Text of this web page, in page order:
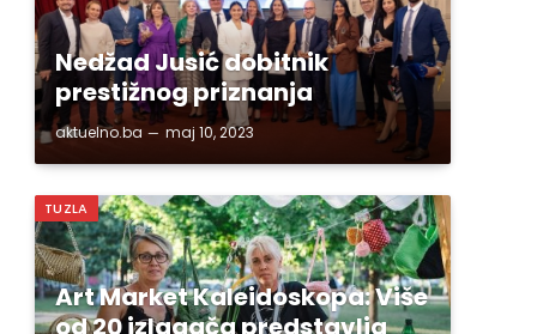
Nedžad Jusić dobitnik
prestižnog priznanja
aktuelno.ba maj 10, 2023
TUZLA
Art Market Kaleidoskopa: Više
od 20 izlagača predstavlja